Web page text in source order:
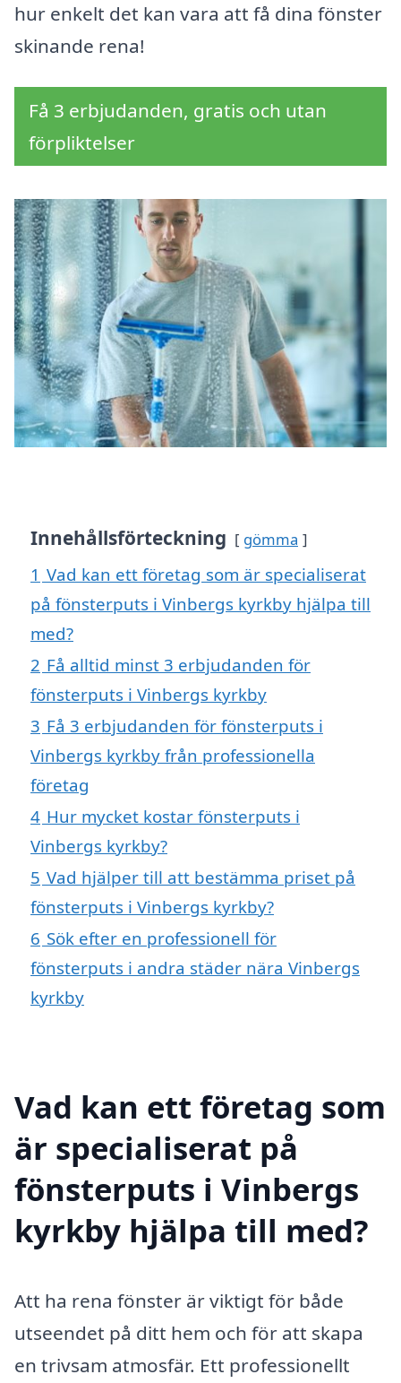
hur enkelt det kan vara att få dina fönster
skinande rena!
Få 3 erbjudanden, gratis och utan
förpliktelser
Innehållsförteckning gömma
1 Vad kan ett företag som är specialiserat
på fönsterputs i Vinbergs kyrkby hjälpa till
med?
2 Få alltid minst 3 erbjudanden för
fönsterputs i Vinbergs kyrkby
3 Få 3 erbjudanden för fönsterputs i
Vinbergs kyrkby från professionella
företag
4 Hur mycket kostar fönsterputs i
Vinbergs kyrkby?
5 Vad hjälper till att bestämma priset på
fönsterputs i Vinbergs kyrkby?
6 Sök efter en professionell för
fönsterputs i andra städer nära Vinbergs
kyrkby
Vad kan ett företag som
är specialiserat på
fönsterputs i Vinbergs
kyrkby hjälpa till med?
Att ha rena fönster är viktigt för både
utseendet på ditt hem och för att skapa
en trivsam atmosfär. Ett professionellt